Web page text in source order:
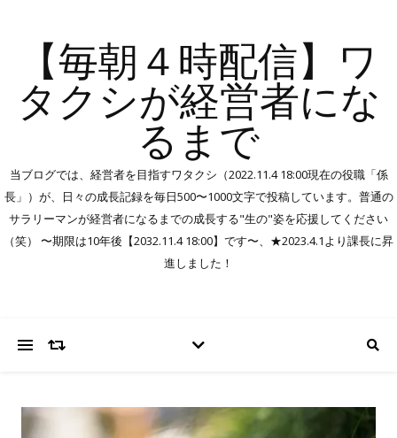
【毎朝４時配信】ワ
タクシが経営者にな
るまで
当ブログでは、経営者を目指すワタクシ（2022.11.4 18:00現在の役職「係
長」）が、日々の成長記録を毎日500〜1000文字で投稿しています。普通の
サラリーマンが経営者になるまでの成長する"生の"姿を応援してください
（笑） 〜期限は10年後【2032.11.4 18:00】です〜、★2023.4.1より課長に昇
進しました！